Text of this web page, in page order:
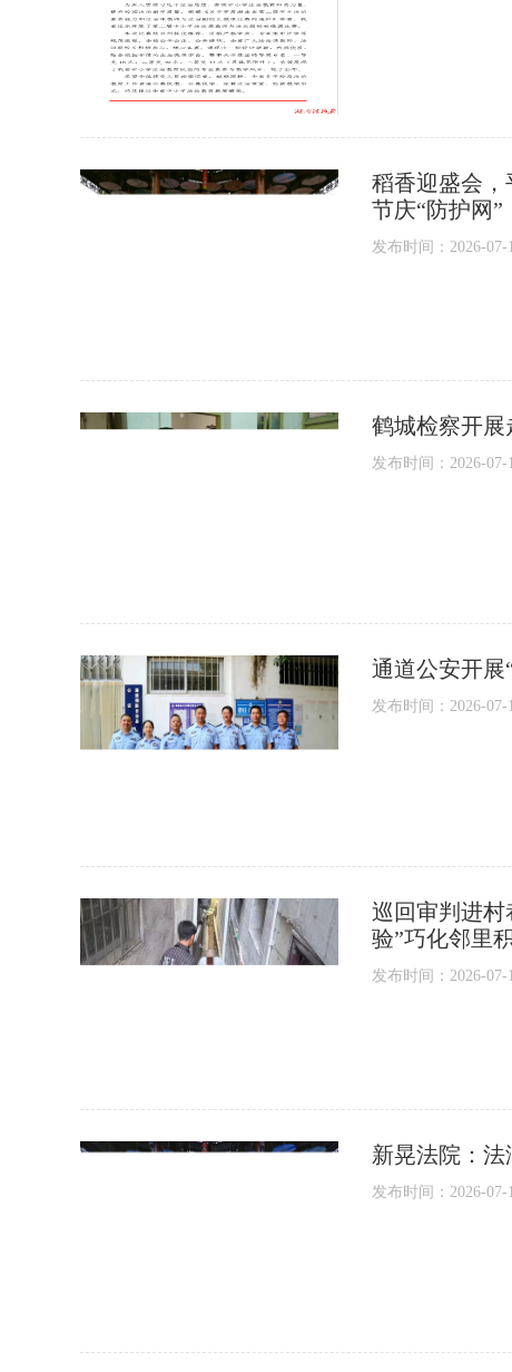
稻香迎盛会
节庆“防护网”
发布时间：2026-07-
鹤城检察开展
发布时间：2026-07-
通道公安开展
发布时间：2026-07-
巡回审判进
验”巧化邻里
发布时间：2026-07-
新晃法院：
发布时间：2026-07-